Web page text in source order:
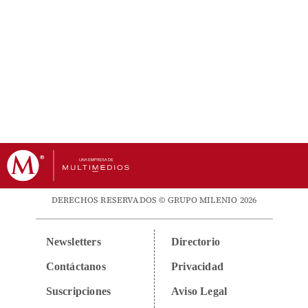
DERECHOS RESERVADOS © GRUPO MILENIO 2026
Newsletters
Contáctanos
Suscripciones
Directorio
Privacidad
Aviso Legal